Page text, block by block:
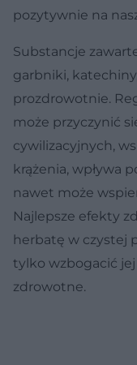
pozytywnie na
Substancje
garbniki,
prozdrowotnie.
może przyczynić
cywilizacyjnych,
krążenia, wpływa
nawet może
Najlepsze efekty
herbatę w czystej
tylko wzbogacić
zdrowotne.